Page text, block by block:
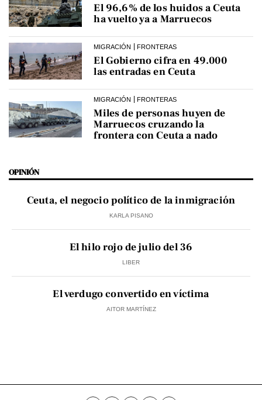
El 96,6% de los huidos a Ceuta
ha vuelto ya a Marruecos
MIGRACIÓN FRONTERAS
El Gobierno cifra en 49.000
las entradas en Ceuta
MIGRACIÓN FRONTERAS
Miles de personas huyen de
Marruecos cruzando la
frontera con Ceuta a nado
OPINIÓN
Ceuta, el negocio político de la inmigración
KARLA PISANO
El hilo rojo de julio del 36
LIBER
El verdugo convertido en víctima
AITOR MARTÍNEZ